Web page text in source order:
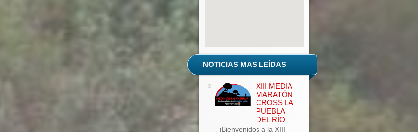
NOTICIAS MAS LEÍDAS
XIII MEDIA
MARATÓN
CROSS LA
PUEBLA
DEL RÍO
¡Bienvenidos a la XIII